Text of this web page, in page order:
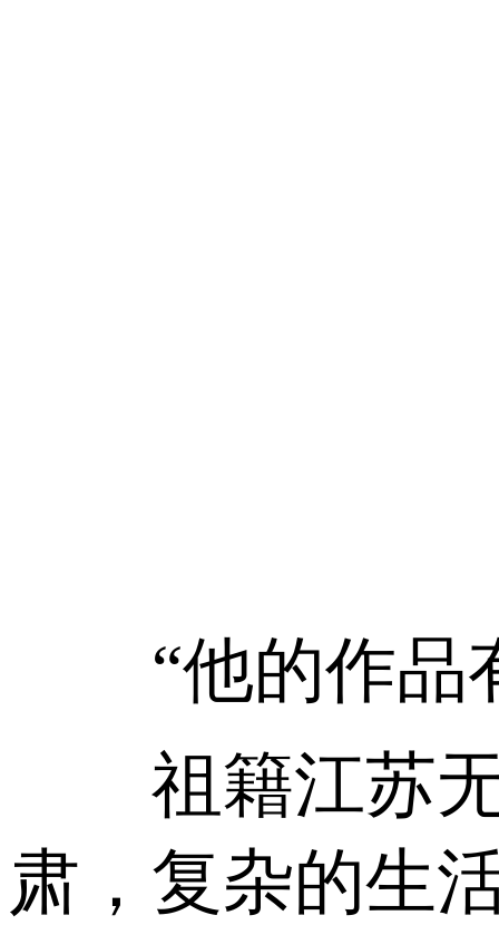
“他的作品有
祖籍江苏无
肃，复杂的生